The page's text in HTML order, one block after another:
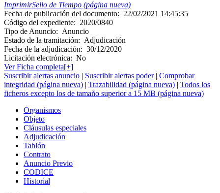
ImprimirSello de Tiempo (página nueva)
Fecha de publicación del documento: 22/02/2021 14:45:35
Código del expediente: 2020/0840
Tipo de Anuncio: Anuncio
Estado de la tramitación: Adjudicación
Fecha de la adjudicación: 30/12/2020
Licitación electrónica: No
Ver Ficha completa[+]
Suscribir alertas anuncio | Suscribir alertas poder| Comprobar
integridad (página nueva) | Trazabilidad (página nueva) | Todos los
ficheros excepto los de tamaño superior a 15 MB (página nueva)
Organismos
Objeto
Cláusulas especiales
Adjudicación
Tablón
Contrato
Anuncio Previo
CODICE
Historial